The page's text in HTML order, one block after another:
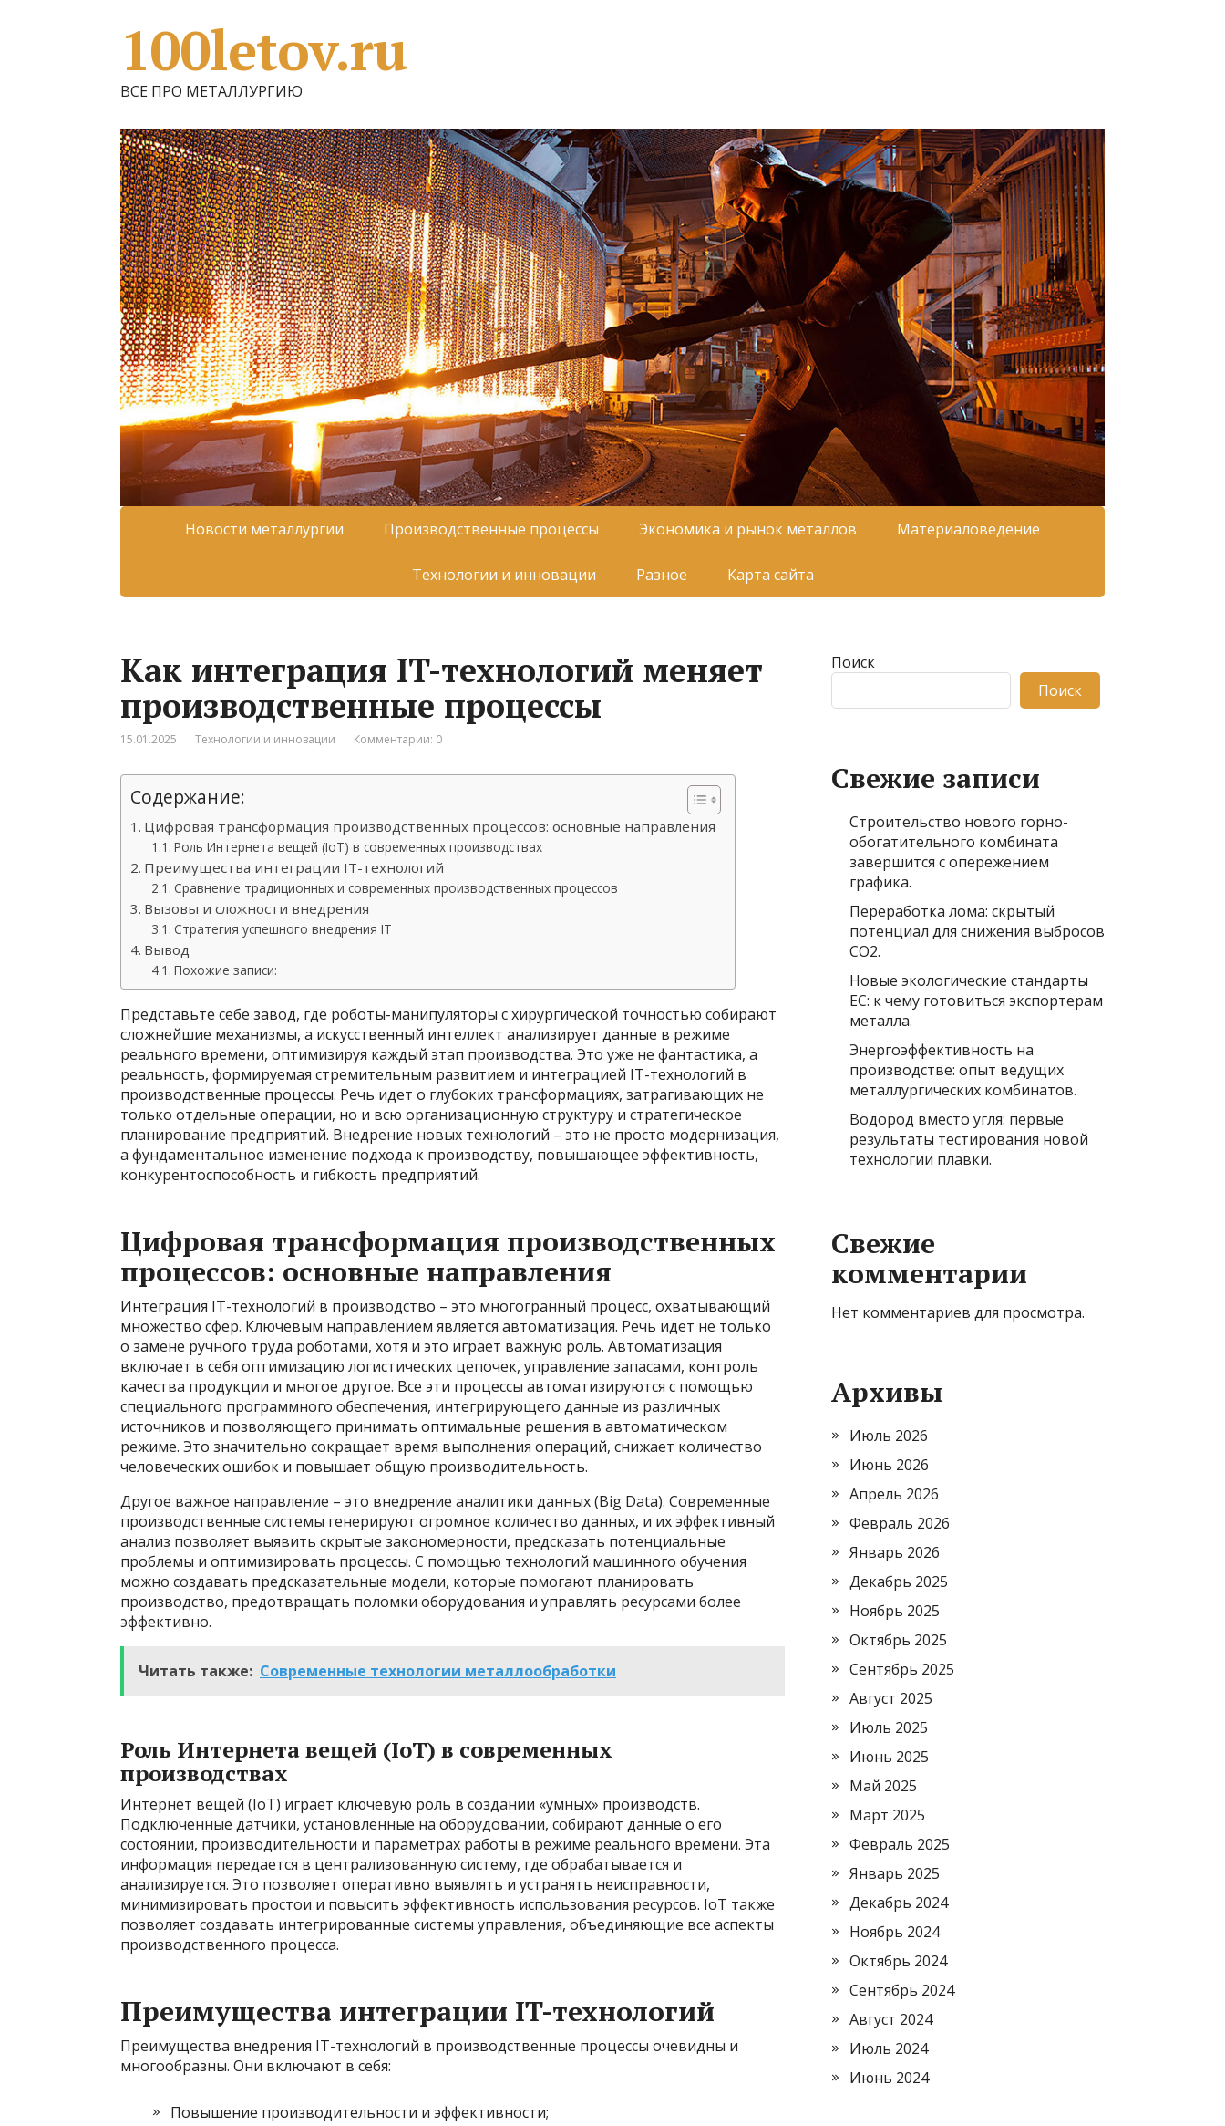
100letov.ru
ВСЕ ПРО МЕТАЛЛУРГИЮ
Новости металлургии Производственные процессы Экономика и рынок металлов Материаловедение
Технологии и инновации Разное Карта сайта
Как интеграция IT-технологий меняет
производственные процессы
15.01.2025 Технологии и инновации Комментарии: 0
Содержание:
Цифровая трансформация производственных процессов: основные направления
Роль Интернета вещей (IoT) в современных производствах
Преимущества интеграции IT-технологий
Сравнение традиционных и современных производственных процессов
Вызовы и сложности внедрения
Стратегия успешного внедрения IT
Вывод
Похожие записи:
Представьте себе завод, где роботы-манипуляторы с хирургической точностью собирают
сложнейшие механизмы, а искусственный интеллект анализирует данные в режиме
реального времени, оптимизируя каждый этап производства. Это уже не фантастика, а
реальность, формируемая стремительным развитием и интеграцией IT-технологий в
производственные процессы. Речь идет о глубоких трансформациях, затрагивающих не
только отдельные операции, но и всю организационную структуру и стратегическое
планирование предприятий. Внедрение новых технологий – это не просто модернизация,
а фундаментальное изменение подхода к производству, повышающее эффективность,
конкурентоспособность и гибкость предприятий.
Цифровая трансформация производственных
процессов: основные направления
Интеграция IT-технологий в производство – это многогранный процесс, охватывающий
множество сфер. Ключевым направлением является автоматизация. Речь идет не только
о замене ручного труда роботами, хотя и это играет важную роль. Автоматизация
включает в себя оптимизацию логистических цепочек, управление запасами, контроль
качества продукции и многое другое. Все эти процессы автоматизируются с помощью
специального программного обеспечения, интегрирующего данные из различных
источников и позволяющего принимать оптимальные решения в автоматическом
режиме. Это значительно сокращает время выполнения операций, снижает количество
человеческих ошибок и повышает общую производительность.
Другое важное направление – это внедрение аналитики данных (Big Data). Современные
производственные системы генерируют огромное количество данных, и их эффективный
анализ позволяет выявить скрытые закономерности, предсказать потенциальные
проблемы и оптимизировать процессы. С помощью технологий машинного обучения
можно создавать предсказательные модели, которые помогают планировать
производство, предотвращать поломки оборудования и управлять ресурсами более
эффективно.
Читать также: Современные технологии металлообработки
Роль Интернета вещей (IoT) в современных
производствах
Интернет вещей (IoT) играет ключевую роль в создании «умных» производств.
Подключенные датчики, установленные на оборудовании, собирают данные о его
состоянии, производительности и параметрах работы в режиме реального времени. Эта
информация передается в централизованную систему, где обрабатывается и
анализируется. Это позволяет оперативно выявлять и устранять неисправности,
минимизировать простои и повысить эффективность использования ресурсов. IoT также
позволяет создавать интегрированные системы управления, объединяющие все аспекты
производственного процесса.
Преимущества интеграции IT-технологий
Преимущества внедрения IT-технологий в производственные процессы очевидны и
многообразны. Они включают в себя:
Повышение производительности и эффективности;
Поиск
Поиск
Свежие записи
Строительство нового горно-
обогатительного комбината
завершится с опережением
графика.
Переработка лома: скрытый
потенциал для снижения выбросов
CO2.
Новые экологические стандарты
ЕС: к чему готовиться экспортерам
металла.
Энергоэффективность на
производстве: опыт ведущих
металлургических комбинатов.
Водород вместо угля: первые
результаты тестирования новой
технологии плавки.
Свежие
комментарии
Нет комментариев для просмотра.
Архивы
Июль 2026
Июнь 2026
Апрель 2026
Февраль 2026
Январь 2026
Декабрь 2025
Ноябрь 2025
Октябрь 2025
Сентябрь 2025
Август 2025
Июль 2025
Июнь 2025
Май 2025
Март 2025
Февраль 2025
Январь 2025
Декабрь 2024
Ноябрь 2024
Октябрь 2024
Сентябрь 2024
Август 2024
Июль 2024
Июнь 2024